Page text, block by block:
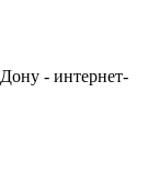
- интернет-